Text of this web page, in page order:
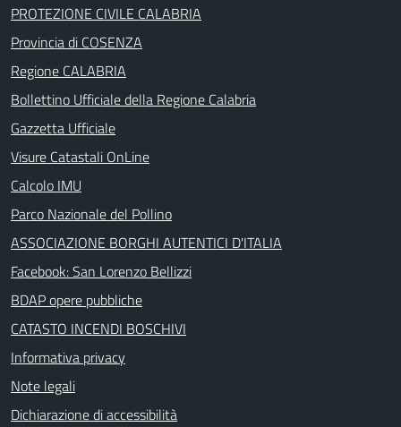
PROTEZIONE CIVILE CALABRIA
Provincia di COSENZA
Regione CALABRIA
Bollettino Ufficiale della Regione Calabria
Gazzetta Ufficiale
Visure Catastali OnLine
Calcolo IMU
Parco Nazionale del Pollino
ASSOCIAZIONE BORGHI AUTENTICI D'ITALIA
Facebook: San Lorenzo Bellizzi
BDAP opere pubbliche
CATASTO INCENDI BOSCHIVI
Informativa privacy
Note legali
Dichiarazione di accessibilità